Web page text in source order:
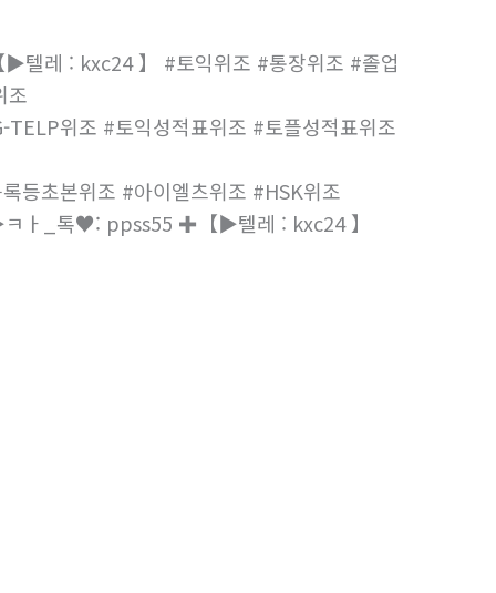
레 : kxc24 】 #토익위조 #통장위조 #졸업
조
위조 #토익성적표위조 #토플성적표위조
등초본위조 #아이엘츠위조 #HSK위조
ㅏ_톡♥: ppss55 ✚【▶텔레 : kxc24 】